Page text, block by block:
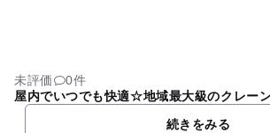
未評価
0件
屋内でいつでも快適☆地域最大級のクレー
続きをみる